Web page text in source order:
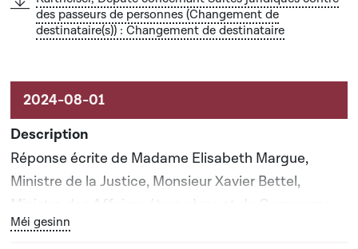
des passeurs de personnes (Changement de
destinataire(s)) : Changement de destinataire
Réponse écrite de Madame Elisabeth Margue,
Ministre de la Justice, Monsieur Xavier Bettel,
Ministre des Affaires étrangères et du Commerce
extérieurBouton graphique servant à afficher ou cacher tous les
Méi gesinn